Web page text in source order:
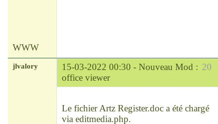
WWW
20
jlvalory 15-03-2022 00:30 - Nouveau Mod :
office viewer
Le fichier Artz Register.doc a été chargé
via editmedia.php.